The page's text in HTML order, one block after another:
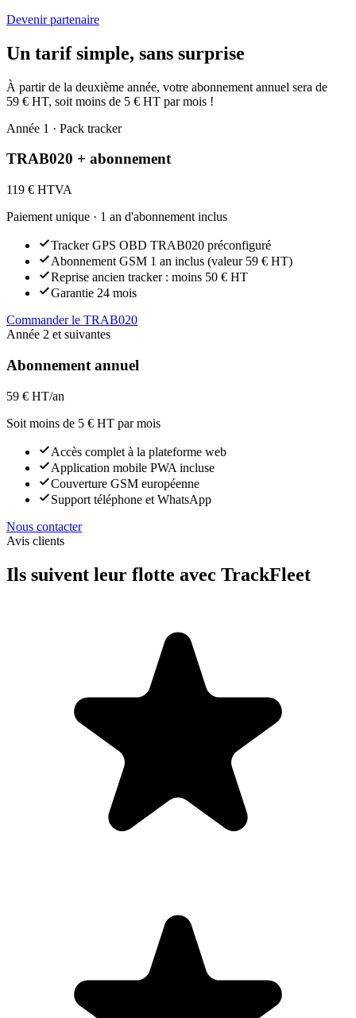
Devenir partenaire
Un tarif simple, sans surprise
À partir de la deuxième année, votre abonnement annuel sera de
59 € HT, soit moins de 5 € HT par mois !
Année 1 · Pack tracker
TRAB020 + abonnement
119 € HTVA
Paiement unique · 1 an d'abonnement inclus
Tracker GPS OBD TRAB020 préconfiguré
Abonnement GSM 1 an inclus (valeur 59 € HT)
Reprise ancien tracker : moins 50 € HT
Garantie 24 mois
Commander le TRAB020
Année 2 et suivantes
Abonnement annuel
59 € HT/an
Soit moins de 5 € HT par mois
Accès complet à la plateforme web
Application mobile PWA incluse
Couverture GSM européenne
Support téléphone et WhatsApp
Nous contacter
Avis clients
Ils suivent leur flotte avec TrackFleet